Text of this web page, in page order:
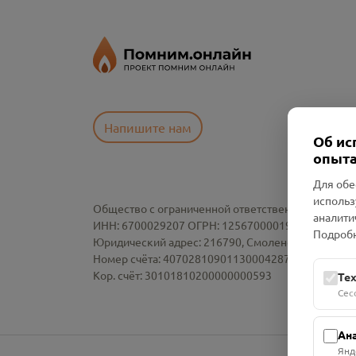
Напишите нам
Общество с ограниченной ответственностью
ИНН: 6700029207 ОГРН: 1256700001986
Юридический адрес: 216790, Смоленская
Номер счёта: 40702810901130004287 в АО
Кор. счёт: 30101810200000000593
Об
Для